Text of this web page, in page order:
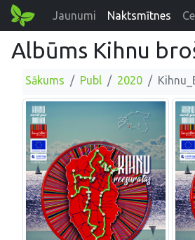
Jaunumi Naktsmītnes
Albūms Kihnu
Sākums Publ 2020